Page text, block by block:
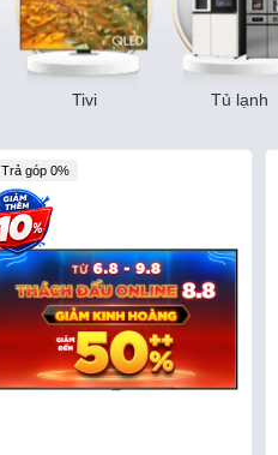
Tivi Tủ lạnh
Trả góp 0%